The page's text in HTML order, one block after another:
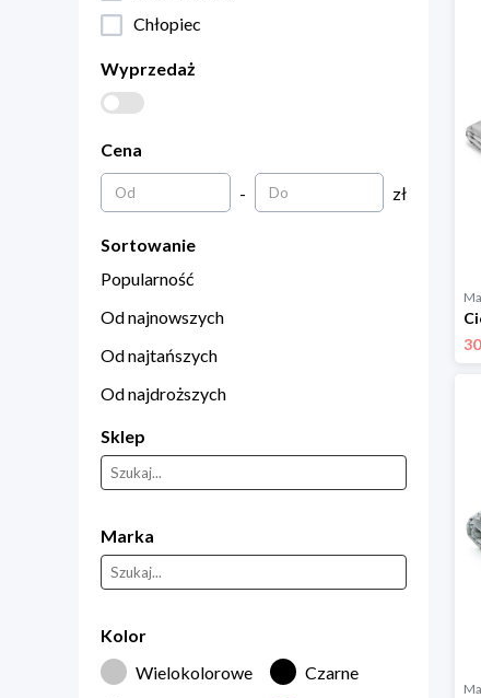
Chłopiec
Wyprzedaż
Cena
- zł
Sortowanie
Popularność
Od najnowszych
Od najtańszych
Od najdroższych
Sklep
Marka
Kolor
Wielokolorowe
Czarne